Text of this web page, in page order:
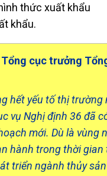
thức xuất khẩu
khẩu.
Tổng cục trưởng
hết yếu tố thị trường
vụ Nghị định 36 đã
mới. Dù là vùng
hành trong thời
triển ngành thủy